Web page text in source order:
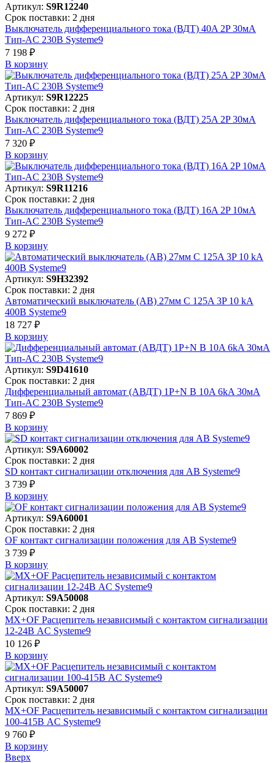
Артикул: S9R12240
Срок поставки: 2 дня
Выключатель дифференциального тока (ВДТ) 40A 2P 30мА
Тип-AC 230В Systeme9
7 198 ₽
В корзинy
Артикул: S9R12225
Срок поставки: 2 дня
Выключатель дифференциального тока (ВДТ) 25A 2P 30мА
Тип-AC 230В Systeme9
7 320 ₽
В корзинy
Артикул: S9R11216
Срок поставки: 2 дня
Выключатель дифференциального тока (ВДТ) 16A 2P 10мА
Тип-AC 230В Systeme9
9 272 ₽
В корзинy
Артикул: S9H32392
Срок поставки: 2 дня
Автоматический выключатель (АВ) 27мм C 125A 3P 10 kA
400В Systeme9
18 727 ₽
В корзинy
Артикул: S9D41610
Срок поставки: 2 дня
Дифференциальный автомат (АВДТ) 1P+N B 10A 6kA 30мА
Тип-AC 230В Systeme9
7 869 ₽
В корзинy
Артикул: S9A60002
Срок поставки: 2 дня
SD контакт сигнализации отключения для АВ Systeme9
3 739 ₽
В корзинy
Артикул: S9A60001
Срок поставки: 2 дня
OF контакт сигнализации положения для АВ Systeme9
3 739 ₽
В корзинy
Артикул: S9A50008
Срок поставки: 2 дня
MX+OF Расцепитель независимый с контактом сигнализации
12-24В AC Systeme9
10 126 ₽
В корзинy
Артикул: S9A50007
Срок поставки: 2 дня
MX+OF Расцепитель независимый с контактом сигнализации
100-415В AC Systeme9
9 760 ₽
В корзинy
Вверх